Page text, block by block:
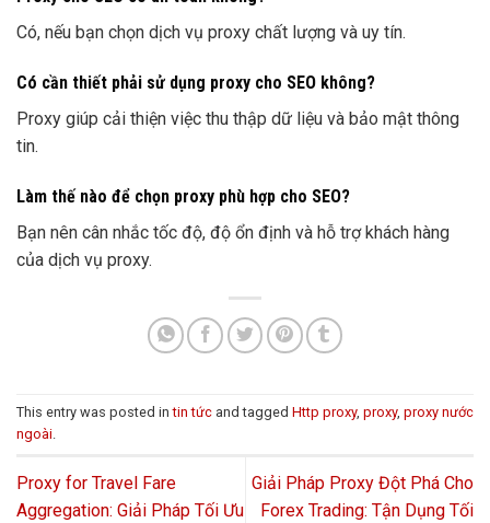
Có, nếu bạn chọn dịch vụ proxy chất lượng và uy tín.
Có cần thiết phải sử dụng proxy cho SEO không?
Proxy giúp cải thiện việc thu thập dữ liệu và bảo mật thông
tin.
Làm thế nào để chọn proxy phù hợp cho SEO?
Bạn nên cân nhắc tốc độ, độ ổn định và hỗ trợ khách hàng
của dịch vụ proxy.
This entry was posted intin tức and tagged Http proxy, proxy, proxy nước
ngoài.
Proxy for Travel Fare
Aggregation: Giải Pháp Tối Ưu
Giải Pháp Proxy Đột Phá Cho
Forex Trading: Tận Dụng Tối